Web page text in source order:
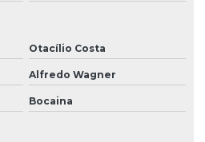
Otacílio Costa
Alfredo Wagner
Bocaina